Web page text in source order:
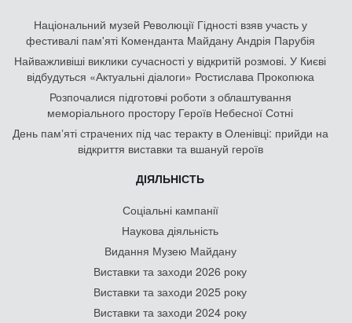
Національний музей Революції Гідності взяв участь у
фестивалі пам'яті Коменданта Майдану Андрія Парубія
Найважливіші виклики сучасності у відкритій розмові. У Києві
відбудуться «Актуальні діалоги» Ростислава Прокопюка
Розпочалися підготовчі роботи з облаштування
меморіального простору Героїв Небесної Сотні
День памʼяті страчених під час теракту в Оленівці: прийди на
відкриття виставки та вшануй героїв
ДІЯЛЬНІСТЬ
Соціальні кампанії
Наукова діяльність
Видання Музею Майдану
Виставки та заходи 2026 року
Виставки та заходи 2025 року
Виставки та заходи 2024 року